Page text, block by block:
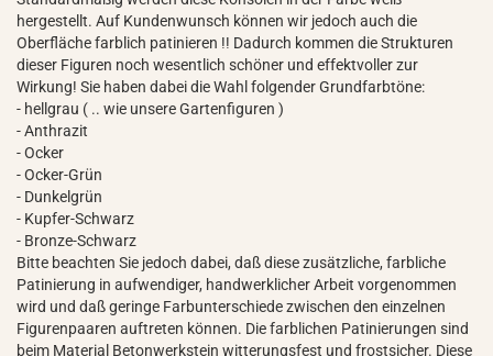
hergestellt. Auf Kundenwunsch können wir jedoch auch die
Oberfläche farblich patinieren !! Dadurch kommen die Strukturen
dieser Figuren noch wesentlich schöner und effektvoller zur
Wirkung! Sie haben dabei die Wahl folgender Grundfarbtöne:
- hellgrau ( .. wie unsere Gartenfiguren )
- Anthrazit
- Ocker
- Ocker-Grün
- Dunkelgrün
- Kupfer-Schwarz
- Bronze-Schwarz
Bitte beachten Sie jedoch dabei, daß diese zusätzliche, farbliche
Patinierung in aufwendiger, handwerklicher Arbeit vorgenommen
wird und daß geringe Farbunterschiede zwischen den einzelnen
Figurenpaaren auftreten können. Die farblichen Patinierungen sind
beim Material Betonwerkstein witterungsfest und frostsicher. Diese